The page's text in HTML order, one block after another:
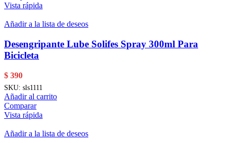
Vista rápida
Añadir a la lista de deseos
Desengripante Lube Solifes Spray 300ml Para
Bicicleta
$ 390
SKU: sls1111
Añadir al carrito
Comparar
Vista rápida
Añadir a la lista de deseos